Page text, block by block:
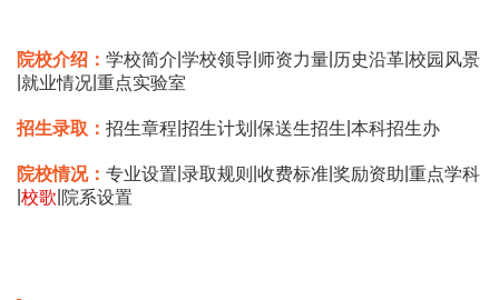
院校介绍： 学校简介 学校领导 师资力量 历史沿革 校园风景
就业情况 重点实验室
招生录取： 招生章程 招生计划 保送生招生 本科招生办
院校情况： 专业设置 录取规则 收费标准 奖励资助 重点学科
校歌 院系设置